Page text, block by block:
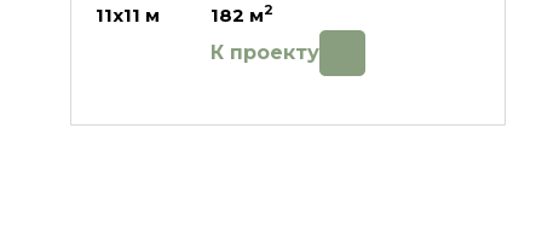
11х11 м
182 м2
К проекту